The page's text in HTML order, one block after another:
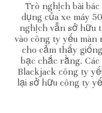
Trò nghịch bài
dụng của xe máy
nghịch vẫn sở hữu
vào công ty yếu
cho cảm thấy
bạc chắc rằng.
Blackjack công ty
lại sở hữu công ty